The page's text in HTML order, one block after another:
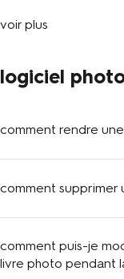
voir plus
logiciel
comment rendre
comment supprimer
comment puis-je
livre photo pendant